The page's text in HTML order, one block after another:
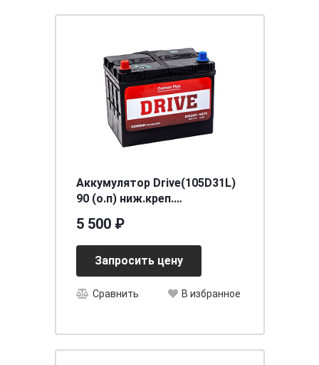
Аккумулятор Drive(105D31L)
90 (о.п) ниж.креп.
5 500 ₽
Запросить цену
Сравнить В избранное